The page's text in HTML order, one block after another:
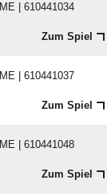
ME | 610441034
Zum Spiel
ME | 610441037
Zum Spiel
ME | 610441048
Zum Spiel